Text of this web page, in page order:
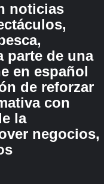
noticias
de una
en español
de reforzar
con
la
negocios,